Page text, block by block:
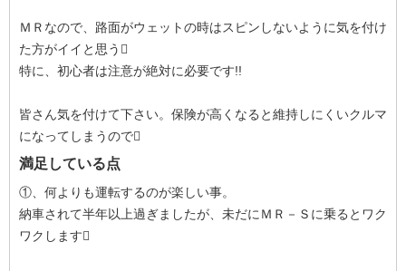
ＭＲなので、路面がウェットの時はスピンしないように気を付け
た方がイイと思う
特に、初心者は注意が絶対に必要です!!
皆さん気を付けて下さい。保険が高くなると維持しにくいクルマ
になってしまうので
満足している点
①、何よりも運転するのが楽しい事。
納車されて半年以上過ぎましたが、未だにＭＲ－Ｓに乗るとワク
ワクします